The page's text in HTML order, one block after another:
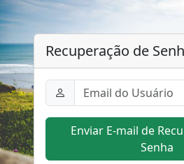
Recuperação de
Enviar E-mail de
Senha